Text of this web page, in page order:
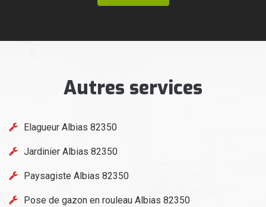
Autres services
Elagueur Albias 82350
Jardinier Albias 82350
Paysagiste Albias 82350
Pose de gazon en rouleau Albias 82350